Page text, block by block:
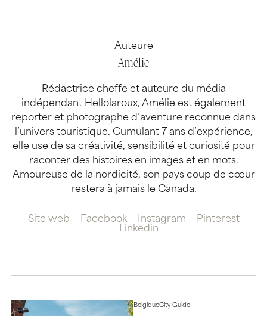
Auteure
Amélie
Rédactrice cheffe et auteure du média
indépendant Hellolaroux, Amélie est également
reporter et photographe d’aventure reconnue dans
l’univers touristique. Cumulant 7 ans d’expérience,
elle use de sa créativité, sensibilité et curiosité pour
raconter des histoires en images et en mots.
Amoureuse de la nordicité, son pays coup de cœur
restera à jamais le Canada.
Site web Facebook Instagram
Pinterest
Linkedin
BelgiqueCity Guide